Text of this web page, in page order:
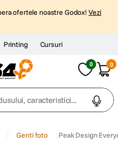
ofertele noastre Godox! Vezi
Printing Cursuri
0 0
caracteristici...
Genti foto Peak Design